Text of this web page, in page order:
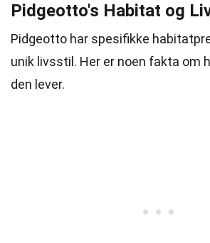
Pidgeotto's Habitat og
Pidgeotto har spesifikke
unik livsstil. Her er noen fakta om
den lever.